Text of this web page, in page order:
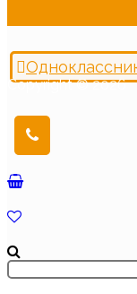
Copyright © 2026